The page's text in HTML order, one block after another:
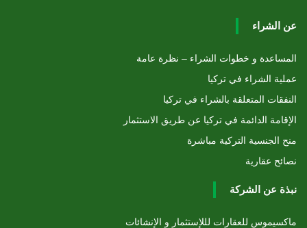
عن الشراء
المساعدة و خطوات الشراء – نظرة عامة
عملية الشراء في تركيا
النفقات المتعلقة بالشراء في تركيا
الإقامة الدائمة في تركيا عن طريق الاستثمار
منح الجنسية التركية مباشرة
نصائح عقارية
نبذة عن الشركة
ماكسيموس للعقارات لللإستثمار و الإنشائات